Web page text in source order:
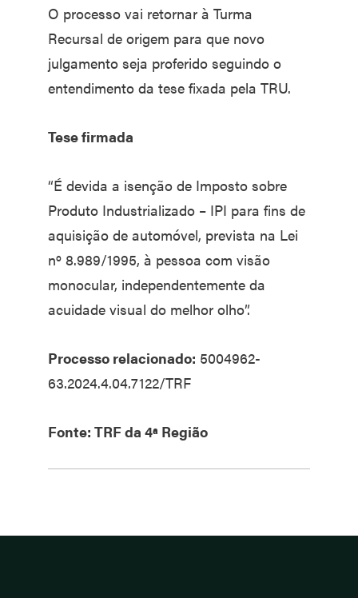
O processo vai retornar à Turma
Recursal de origem para que novo
julgamento seja proferido seguindo o
entendimento da tese fixada pela TRU.
Tese firmada
“É devida a isenção de Imposto sobre
Produto Industrializado – IPI para fins de
aquisição de automóvel, prevista na Lei
nº 8.989/1995, à pessoa com visão
monocular, independentemente da
acuidade visual do melhor olho”.
Processo relacionado: 5004962-
63.2024.4.04.7122/TRF
Fonte: TRF da 4ª Região